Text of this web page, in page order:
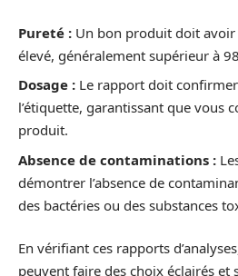
Pureté : Un bon produit doit
élevé, généralement supérieur à
Dosage : Le rapport doit
l’étiquette, garantissant que vous
produit.
Absence de contaminations :
démontrer l’absence de
des bactéries ou des substances
En vérifiant ces rapports
peuvent faire des choix éclairés et